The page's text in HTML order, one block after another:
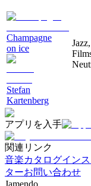
Champagne
on ice
Stefan
Kartenberg
アプリを入手
関連リンク
音楽カタログイン
ターお問い合わせ
Jamendo